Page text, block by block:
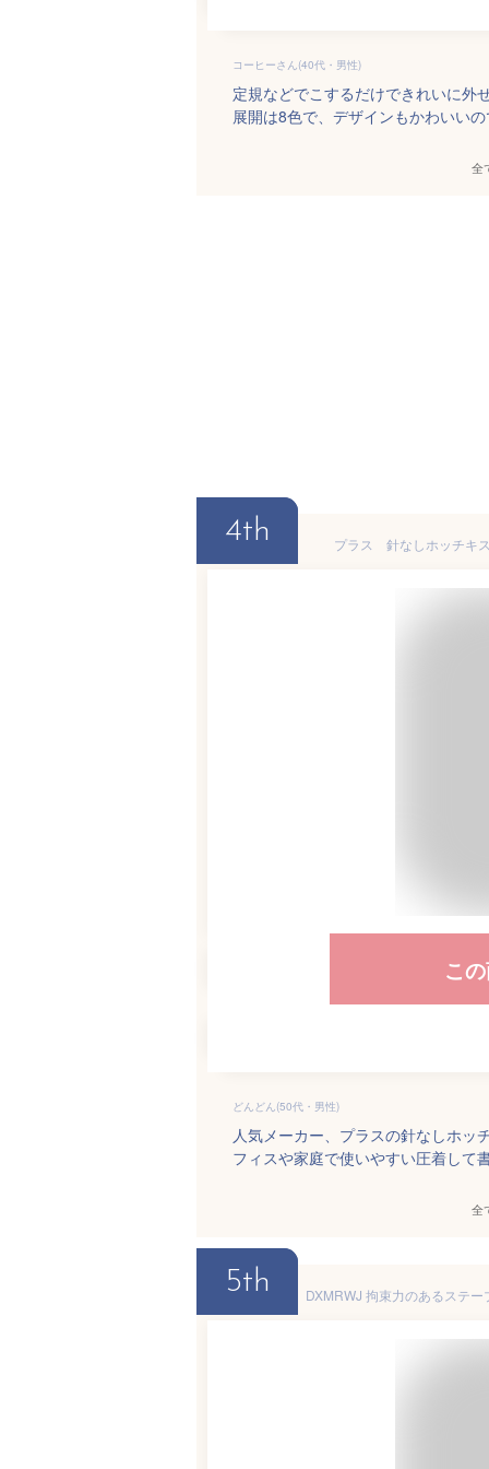
コーヒーさん(40代・男性)
定規などでこするだけできれいに外
展開は8色で、デザインもかわいい
全
4th プラス 針なしホッチ
こ
どんどん(50代・男性)
人気メーカー、プラスの針なしホッ
フィスや家庭で使いやすい圧着して
全
5th